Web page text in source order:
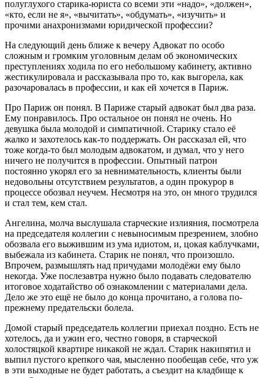
полуглухого старика-юриста со всеми эти «надо», «должен»,
«кто, если не я», «вычитать», «обдумать», «изучить» и
прочими анахронизмами юридической профессии?
На следующий день ближе к вечеру Адвокат по особо
сложным и громким уголовным делам об экономических
преступлениях ходила по его небольшому кабинету, активно
жестикулировала и рассказывала про то, как выгорела, как
разочаровалась в профессии, и как ей хочется в Париж.
Про Париж он понял. В Париже старый адвокат был два раза.
Ему понравилось. Про остальное он понял не очень. Но
девушка была молодой и симпатичной. Старику стало её
жалко и захотелось как-то поддержать. Он рассказал ей, что
тоже когда-то был молодым адвокатом, и думал, что у него
ничего не получится в профессии. Опытный патрон
постоянно укорял его за невнимательность, клиенты были
недовольны отсутствием результатов, а один прокурор в
процессе обозвал неучем. Несмотря на это, он много трудился
и стал тем, кем стал.
Ангелина, молча выслушала старческие излияния, посмотрела
на председателя коллегии с невыносимым презрением, злобно
обозвала его выжившим из ума идиотом, и, цокая каблучками,
выбежала из кабинета. Старик не понял, что произошло.
Впрочем, размышлять над причудами молодёжи ему было
некогда. Уже послезавтра нужно было подавать следователю
итоговое ходатайство об ознакомлении с материалами дела.
Дело же это ещё не было до конца прочитано, а голова по-
прежнему предательски болела.
Домой старый председатель коллегии приехал поздно. Есть не
хотелось, да и ужин его, честно говоря, в старческой
холостяцкой квартире никакой не ждал. Старик накипятил и
выпил пустого крепкого чая, мысленно пообещав себе, что уж
в эти выходные не будет работать, а съездит на кладбище к